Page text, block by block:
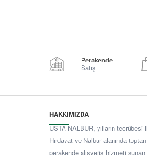
Perakende
Satış
HAKKIMIZDA
USTA NALBUR, yılların tecrübesi
Hırdavat ve Nalbur alanında
perakende alışveriş hizmeti sunan